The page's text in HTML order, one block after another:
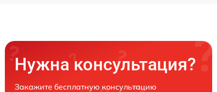
Нужна консультация?
Закажите бесплатную консультацию